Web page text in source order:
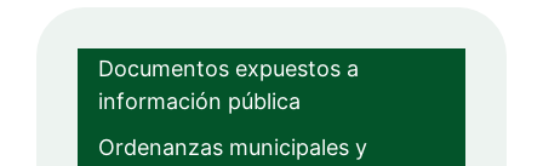
Documentos expuestos a
información pública
Ordenanzas municipales y